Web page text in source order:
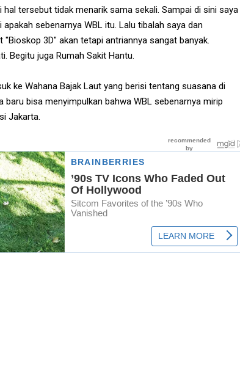
hal tersebut tidak menarik sama sekali. Sampai di sini saya
sebenarnya WBL itu. Lalu tibalah saya dan
3D" akan tetapi antriannya sangat banyak.
Begitu juga Rumah Sakit Hantu.
ke Wahana Bajak Laut yang berisi tentang suasana di
baru bisa menyimpulkan bahwa WBL sebenarnya mirip
Jakarta.